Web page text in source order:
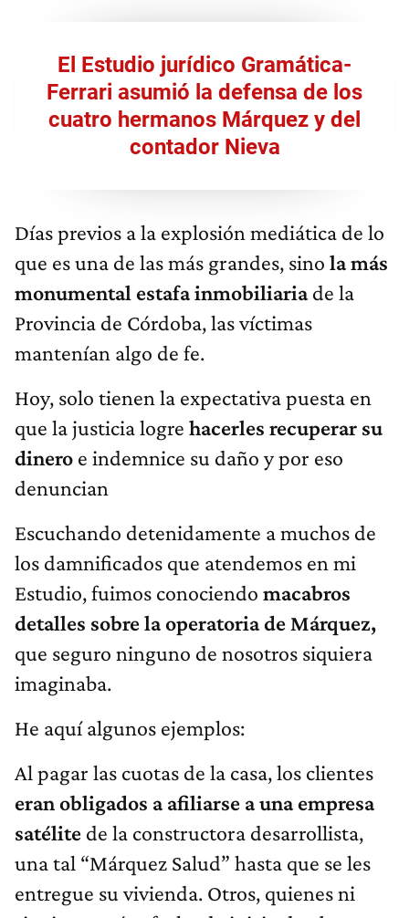
El Estudio jurídico Gramática-
Ferrari asumió la defensa de los
cuatro hermanos Márquez y del
contador Nieva
Días previos a la explosión mediática de lo
que es una de las más grandes, sino la más
monumental estafa inmobiliariade la
Provincia de Córdoba, las víctimas
mantenían algo de fe.
Hoy, solo tienen la expectativa puesta en
que la justicia logre hacerles recuperar su
dinero e indemnice su daño y por eso
denuncian
Escuchando detenidamente a muchos de
los damnificados que atendemos en mi
Estudio, fuimos conociendo macabros
detalles sobre la operatoria de Márquez,
que seguro ninguno de nosotros siquiera
imaginaba.
He aquí algunos ejemplos:
Al pagar las cuotas de la casa, los clientes
eran obligados a afiliarse a una empresa
satélite de la constructora desarrollista,
una tal “Márquez Salud” hasta que se les
entregue su vivienda. Otros, quienes ni